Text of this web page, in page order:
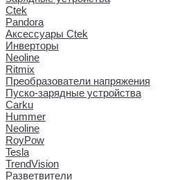
Ctek
Pandora
Аксессуары Ctek
Инверторы
Neoline
Ritmix
Преобразователи напряжения
Пуско-зарядные устройства
Carku
Hummer
Neoline
RoyPow
Tesla
TrendVision
Разветвители